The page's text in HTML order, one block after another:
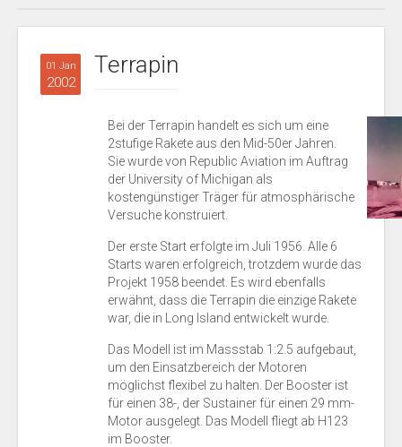
01 Jan
2002
Terrapin
Bei der Terrapin handelt es sich um eine
2stufige Rakete aus den Mid-50er Jahren.
Sie wurde von Republic Aviation im Auftrag
der University of Michigan als
kostengünstiger Träger für atmosphärische
Versuche konstruiert.
Der erste Start erfolgte im Juli 1956. Alle 6
Starts waren erfolgreich, trotzdem wurde das
Projekt 1958 beendet. Es wird ebenfalls
erwähnt, dass die Terrapin die einzige Rakete
war, die in Long Island entwickelt wurde.
Das Modell ist im Massstab 1:2.5 aufgebaut,
um den Einsatzbereich der Motoren
möglichst flexibel zu halten. Der Booster ist
für einen 38-, der Sustainer für einen 29 mm-
Motor ausgelegt. Das Modell fliegt ab H123
im Booster.